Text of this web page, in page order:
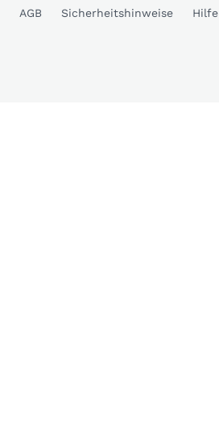
AGB
Sicherheitshinweise Hilfe